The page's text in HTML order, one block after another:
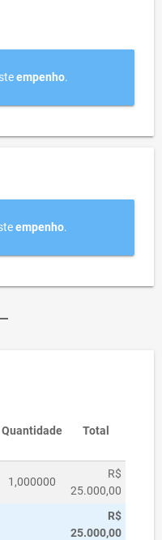
empenho.
empenho.
Quantidade Total
1,000000
R$
25.000,00
R$
25.000,00